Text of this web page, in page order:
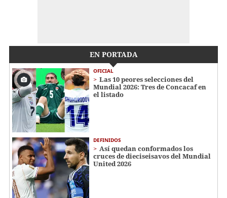
EN PORTADA
OFICIAL
Las 10 peores selecciones del
Mundial 2026: Tres de Concacaf en
el listado
DEFINIDOS
Así quedan conformados los
cruces de dieciseisavos del Mundial
United 2026